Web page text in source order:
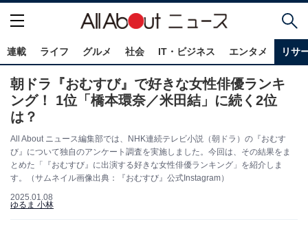
連載 ライフ グルメ 社会 IT・ビジネス エンタメ リサ
朝ドラ『おむすび』で好きな女性俳優ランキ
ング！ 1位「橋本環奈／米田結」に続く2位
は？
All About ニュース編集部では、NHK連続テレビ小説（朝ドラ）の『おむす
び』について独自のアンケート調査を実施しました。今回は、その結果をま
とめた「『おむすび』に出演する好きな女性俳優ランキング」を紹介しま
す。（サムネイル画像出典：『おむすび』公式Instagram）
2025.01.08
ゆるま 小林